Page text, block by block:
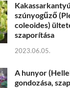
szúnyogűző
coleoides)
szaporítása
2023.06.05.
A hunyor
gondozása,